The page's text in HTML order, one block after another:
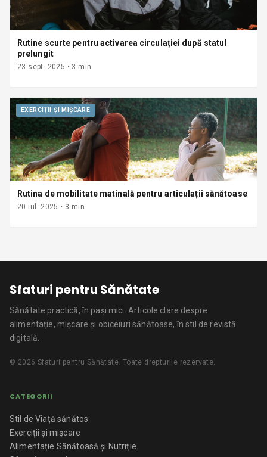
Rutine scurte pentru activarea circulației după statul
prelungit
23 sept. 2025 • 3 min
EXERCIȚII ȘI MIȘCARE
Rutina de mobilitate matinală pentru articulații sănătoase
20 iul. 2025 • 3 min
Sfaturi pentru Sănătate
Sănătate practică, în pași mici. Articole clare despre
alimentație, mișcare și obiceiuri sănătoase, în stil de revistă
digitală.
© 2026 Sfaturi pentru Sănătate . Toate drepturile rezervate.
CATEGORII
Stil de Viață sănătos
Exerciții și mișcare
Alimentație Sănătoasă și Nutriție